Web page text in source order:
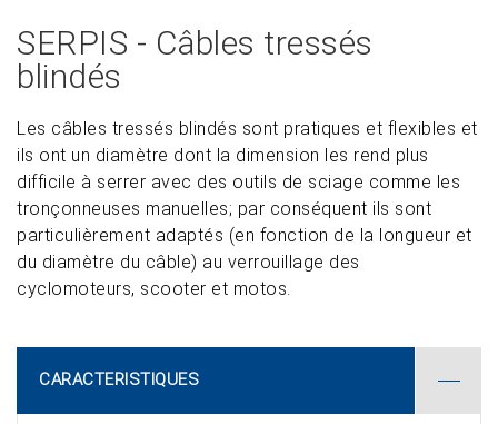
SERPIS - Câbles tressés
blindés
Les câbles tressés blindés sont pratiques et flexibles et
ils ont un diamètre dont la dimension les rend plus
difficile à serrer avec des outils de sciage comme les
tronçonneuses manuelles; par conséquent ils sont
particulièrement adaptés (en fonction de la longueur et
du diamètre du câble) au verrouillage des
cyclomoteurs, scooter et motos.
CARACTERISTIQUES